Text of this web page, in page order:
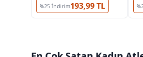
%25 İndirim193,99 TL %